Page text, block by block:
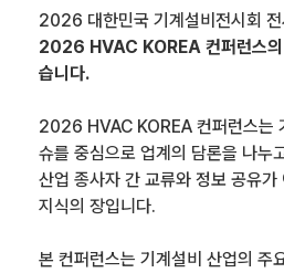
2026 대한민국 기계설비전시회
2026 HVAC KOREA 컨퍼런스의
습니다.
2026 HVAC KOREA 컨퍼런스는
슈를 중심으로 업계의 담론을 나누
산업 종사자 간 교류와 정보 공유가
지식의 장입니다.
본 컨퍼런스는 기계설비 산업의 주